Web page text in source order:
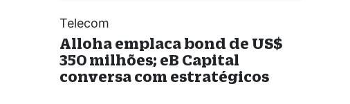
Telecom
Alloha emplaca bond de US$
350 milhões; eB Capital
conversa com estratégicos